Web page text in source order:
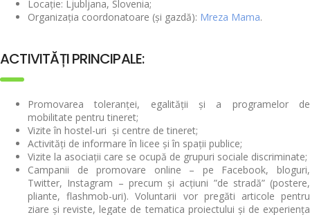
Locație: Ljubljana, Slovenia;
Organizația coordonatoare (și gazdă): Mreza Mama.
ACTIVITĂȚI PRINCIPALE:
Promovarea toleranței, egalității și a programelor de
mobilitate pentru tineret;
Vizite în hostel-uri și centre de tineret;
Activități de informare în licee și în spații publice;
Vizite la asociații care se ocupă de grupuri sociale discriminate;
Campanii de promovare online – pe Facebook, bloguri,
Twitter, Instagram – precum și acțiuni ”de stradă” (postere,
pliante, flashmob-uri). Voluntarii vor pregăti articole pentru
ziare și reviste, legate de tematica proiectului și de experiența